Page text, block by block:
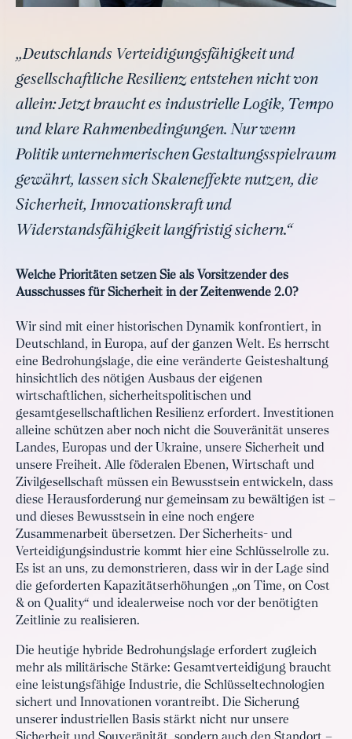
„Deutschlands Verteidigungsfähigkeit und
gesellschaftliche Resilienz entstehen nicht von
allein: Jetzt braucht es industrielle Logik, Tempo
und klare Rahmenbedingungen. Nur wenn
Politik unternehmerischen Gestaltungsspielraum
gewährt, lassen sich Skaleneffekte nutzen, die
Sicherheit, Innovationskraft und
Widerstandsfähigkeit langfristig sichern.“
Welche Prioritäten setzen Sie als Vorsitzender des
Ausschusses für Sicherheit in der Zeitenwende 2.0?
Wir sind mit einer historischen Dynamik konfrontiert, in
Deutschland, in Europa, auf der ganzen Welt. Es herrscht
eine Bedrohungslage, die eine veränderte Geisteshaltung
hinsichtlich des nötigen Ausbaus der eigenen
wirtschaftlichen, sicherheitspolitischen und
gesamtgesellschaftlichen Resilienz erfordert. Investitionen
alleine schützen aber noch nicht die Souveränität unseres
Landes, Europas und der Ukraine, unsere Sicherheit und
unsere Freiheit. Alle föderalen Ebenen, Wirtschaft und
Zivilgesellschaft müssen ein Bewusstsein entwickeln, dass
diese Herausforderung nur gemeinsam zu bewältigen ist –
und dieses Bewusstsein in eine noch engere
Zusammenarbeit übersetzen. Der Sicherheits- und
Verteidigungsindustrie kommt hier eine Schlüsselrolle zu.
Es ist an uns, zu demonstrieren, dass wir in der Lage sind
die geforderten Kapazitätserhöhungen „on Time, on Cost
& on Quality“ und idealerweise noch vor der benötigten
Zeitlinie zu realisieren.
Die heutige hybride Bedrohungslage erfordert zugleich
mehr als militärische Stärke: Gesamtverteidigung braucht
eine leistungsfähige Industrie, die Schlüsseltechnologien
sichert und Innovationen vorantreibt. Die Sicherung
unserer industriellen Basis stärkt nicht nur unsere